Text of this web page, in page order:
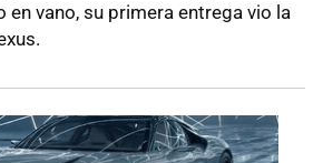
vano, su primera entrega vio la